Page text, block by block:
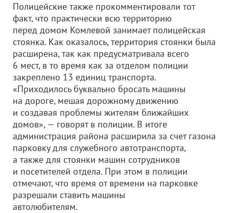
Полицейские также прокомментировали тот
факт, что практически всю территорию
перед домом Комлевой занимает полицейская
стоянка. Как оказалось, территория стоянки была
расширена, так как предусматривала всего
6 мест, в то время как за отделом полиции
закреплено 13 единиц транспорта.
«Приходилось буквально бросать машины
на дороге, мешая дорожному движению
и создавая проблемы жителям ближайших
домов», — говорят в полиции. В итоге
администрация района расширила за счет газона
парковку для служебного автотранспорта,
а также для стоянки машин сотрудников
и посетителей отдела. При этом в полиции
отмечают, что время от времени на парковке
разрешали ставить машины
автолюбителям.